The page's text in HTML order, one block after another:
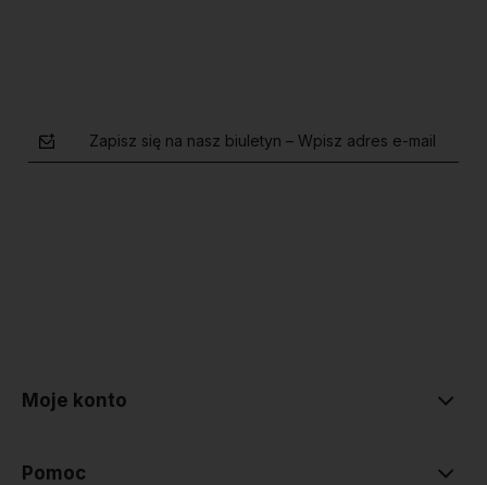
Zapisz się na nasz biuletyn – Wpisz adres e-mail
Moje konto
Pomoc